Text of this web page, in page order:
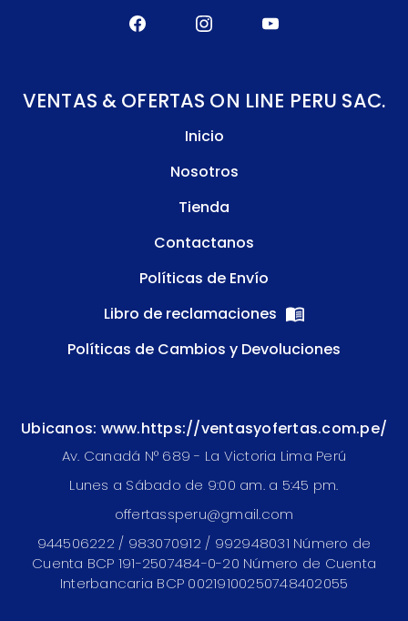
VENTAS & OFERTAS ON LINE PERU SAC.
Inicio
Nosotros
Tienda
Contactanos
Políticas de Envío
Libro de reclamaciones
Políticas de Cambios y Devoluciones
Ubicanos: www.https://ventasyofertas.com.pe/
Av. Canadá N° 689 - La Victoria Lima Perú
Lunes a Sábado de 9:00 am. a 5:45 pm.
offertassperu@gmail.com
944506222 / 983070912 / 992948031 Número de
Cuenta BCP 191-2507484-0-20 Número de Cuenta
Interbancaria BCP 00219100250748402055